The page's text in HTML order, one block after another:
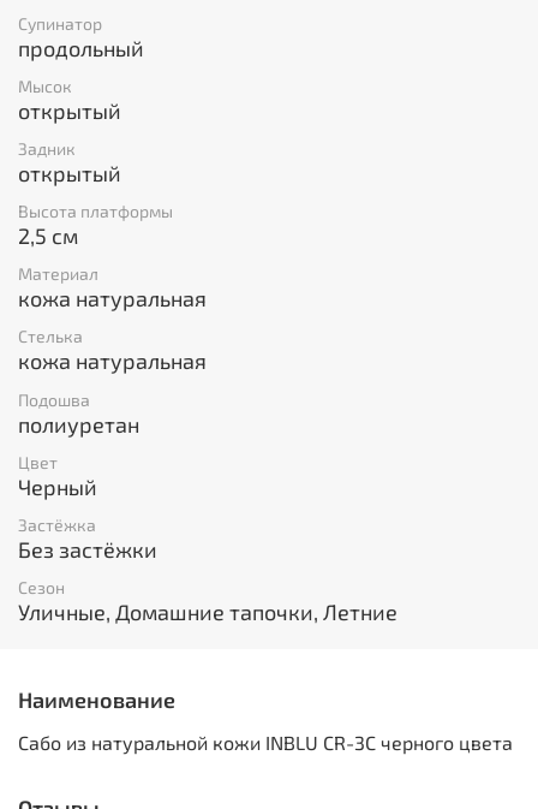
Супинатор
продольный
Мысок
открытый
Задник
открытый
Высота платформы
2,5 см
Материал
кожа натуральная
Стелька
кожа натуральная
Подошва
полиуретан
Цвет
Черный
Застёжка
Без застёжки
Сезон
Уличные, Домашние тапочки, Летние
Наименование
Сабо из натуральной кожи INBLU CR-3С черного цвета